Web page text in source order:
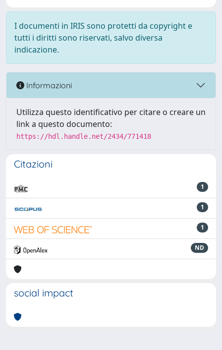
I documenti in IRIS sono protetti da copyright e
tutti i diritti sono riservati, salvo diversa
indicazione.
Informazioni
Utilizza questo identificativo per citare o creare un
link a questo documento:
https://hdl.handle.net/2434/771418
Citazioni
1
1
1
ND
social impact